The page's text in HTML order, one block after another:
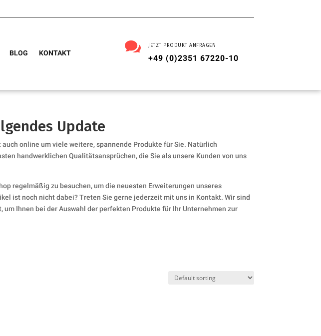
BLOG KONTAKT  JETZT PRODUKT ANFRAGEN
+49 (0)2351 67220-10
Update
online um viele weitere, spannende Produkte für Sie. Natürlich
handwerklichen Qualitätsansprüchen, die Sie als unsere Kunden von uns
regelmäßig zu besuchen, um die neuesten Erweiterungen unseres
ist noch nicht dabei? Treten Sie gerne jederzeit mit uns in Kontakt. Wir sind
um Ihnen bei der Auswahl der perfekten Produkte für Ihr Unternehmen zur